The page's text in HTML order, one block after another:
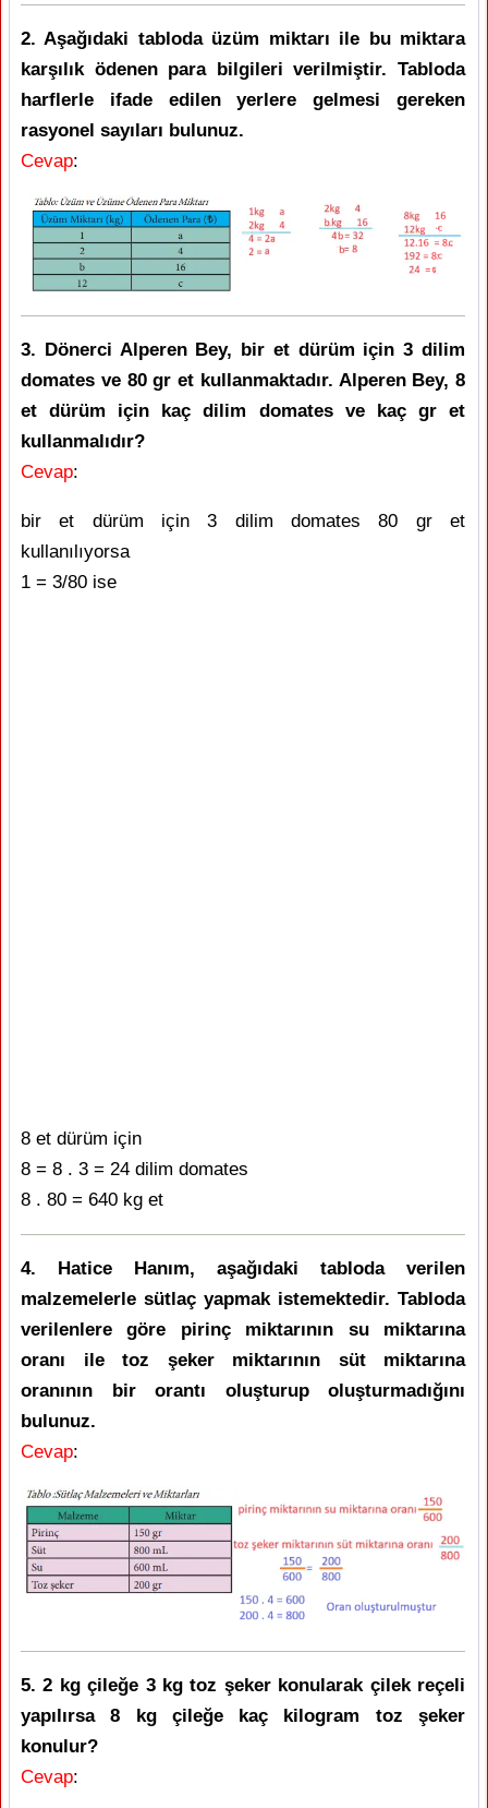
2. Aşağıdaki tabloda üzüm miktarı ile bu miktara
karşılık ödenen para bilgileri verilmiştir. Tabloda
harflerle ifade edilen yerlere gelmesi gereken
rasyonel sayıları bulunuz.
Cevap:
3. Dönerci Alperen Bey, bir et dürüm için 3 dilim
domates ve 80 gr et kullanmaktadır. Alperen Bey, 8
et dürüm için kaç dilim domates ve kaç gr et
kullanmalıdır?
Cevap:
bir et dürüm için 3 dilim domates 80 gr et
kullanılıyorsa
1 = 3/80 ise
8 et dürüm için
8 = 8 . 3 = 24 dilim domates
8 . 80 = 640 kg et
4. Hatice Hanım, aşağıdaki tabloda verilen
malzemelerle sütlaç yapmak istemektedir. Tabloda
verilenlere göre pirinç miktarının su miktarına
oranı ile toz şeker miktarının süt miktarına
oranının bir orantı oluşturup oluşturmadığını
bulunuz.
Cevap:
5. 2 kg çileğe 3 kg toz şeker konularak çilek reçeli
yapılırsa 8 kg çileğe kaç kilogram toz şeker
konulur?
Cevap: